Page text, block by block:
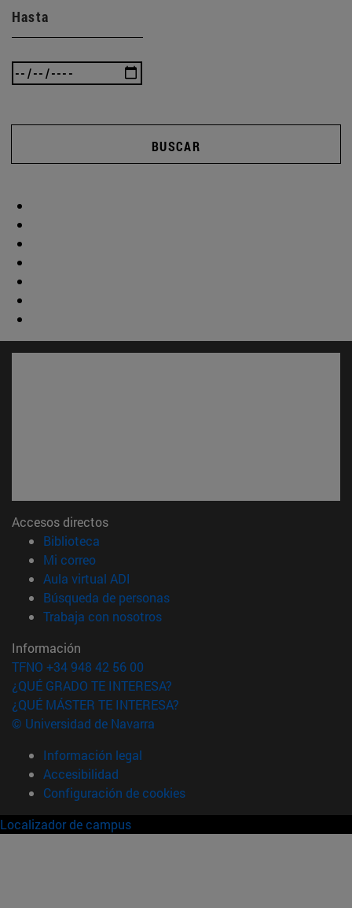
Hasta
BUSCAR
Accesos directos
Biblioteca
Mi correo(abre en nueva ventana)
Aula virtual ADI
Búsqueda de personas(abre en nueva ventana)
Trabaja con nosotros(abre en nueva ventana)
Información
TFNO +34 948 42 56 00
¿QUÉ GRADO TE INTERESA?
¿QUÉ MÁSTER TE INTERESA?
© Universidad de Navarra
Información legal
Accesibilidad
Configuración de cookies
Localizador de campus